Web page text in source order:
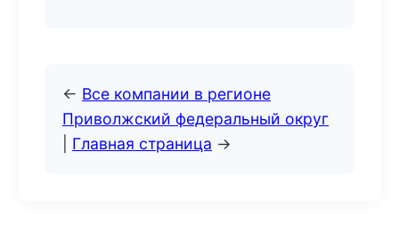
← Все компании в регионе
Приволжский федеральный округ
Главная страница →